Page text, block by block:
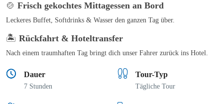
🍲 Frisch gekochtes Mittagessen an Bord
Leckeres Buffet, Softdrinks & Wasser den ganzen Tag über.
🏝️ Rückfahrt & Hoteltransfer
Nach einem traumhaften Tag bringt dich unser Fahrer zurück ins Hotel.
Dauer
7 Stunden
Tour-Typ
Tägliche Tour